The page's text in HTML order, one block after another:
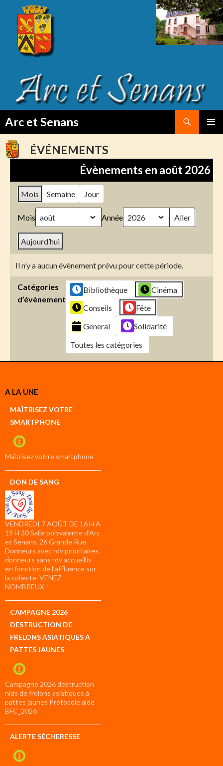
Arc et Senans
TO
CONTENTÉVÉNEMENTS
Évènements en août 2026
Mois Semaine Jour
Mois Année
Aujourd’hui
Il n’y a aucun évènement prévu pour cette période.
Catégories
d’évènement
Bibliothèque
Cinéma
Conseils
Fête
General
Solidarité
Toutes les catégories
Créer
compte
compte
A LA UNE
MAÎTRISEZ VOTRE
SMARTPHONE
Maîtrisez votrre smartphone
DON DE SANG
VENDREDI 7 AOÛT DE 16 H A
19 H 30 Salle polyvalente d’Arc
et Senans, 26 Grande Rue.
Donneurs avec rdv prioritaires,
donneurs sans rdv accueillis
en fonction de l’affluence sur
la collecte. VENEZ
NOMBREUX !
CAMPAGNE 2026
DESTRUCTION DE
FRELONS ASIATIQUES À
PATTES JAUNES
Campagne 2026 destruction
nids de frelons asiatiques à
pattes jaunes Protocole aide
BFC_2026
ALERTE SÉCHERESSE